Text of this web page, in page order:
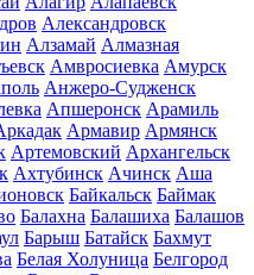
Александровск
Алзамай Алмазная
Амвросиевка Амурск
Анжеро-Судженск
Апшеронск Арамиль
Армавир Армянск
Артемовский Архангельск
Ахтубинск Ачинск Аша
Байкальск Баймак
Балахна Балашиха Балашов
Барыш Батайск Бахмут
Белая Холуница Белгород